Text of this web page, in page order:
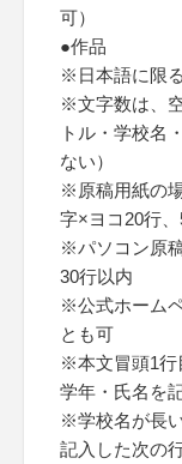
可）
●作品
※日本語に限る
※文字数は、
トル・学校名
ない）
※原稿用紙の
字×ヨコ20行
※パソコン原
30行以内
※公式ホーム
とも可
※本文冒頭1行
学年・氏名を
※学校名が長
記入した次の